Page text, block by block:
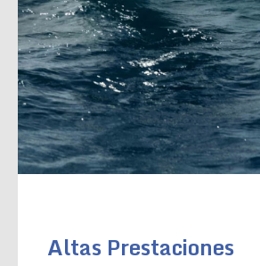
Altas Prestaciones